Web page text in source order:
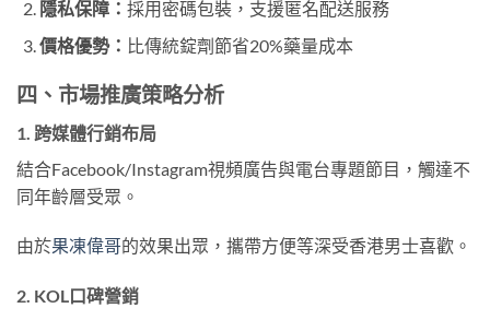
隱私保障： 採用密碼包裝，支援匿名配送服務
價格優勢： 比傳統錠劑節省20%藥量成本
四、市場推廣策略分析
1. 跨媒體行銷布局
結合Facebook/Instagram視頻廣告與電台專題節目，觸達不
同年齡層受眾。
由於果凍偉哥的效果出眾，攜帶方便等深受香港男士喜歡。
2. KOL口碑營銷